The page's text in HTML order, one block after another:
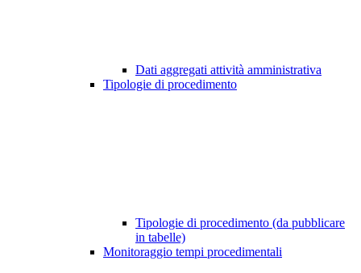
Dati aggregati attività amministrativa
Tipologie di procedimento
Tipologie di procedimento (da pubblicare
in tabelle)
Monitoraggio tempi procedimentali